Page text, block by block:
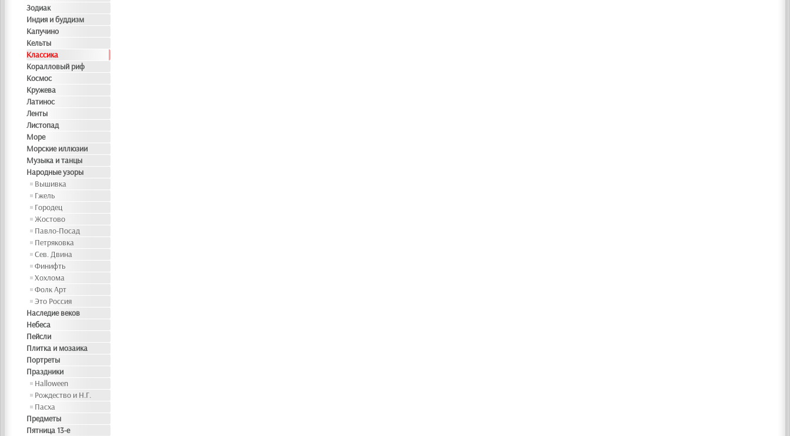
Зодиак
Индия и буддизм
Капучино
Кельты
Классика
Коралловый риф
Космос
Кружева
Латинос
Ленты
Листопад
Море
Морские иллюзии
Музыка и танцы
Народные узоры
Вышивка
Гжель
Городец
Жостово
Павло-Посад
Петряковка
Сев. Двина
Финифть
Хохлома
Фолк Арт
Это Россия
Наследие веков
Небеса
Пейсли
Плитка и мозаика
Портреты
Праздники
Halloween
Рождество и Н.Г.
Пасха
Предметы
Пятница 13-е